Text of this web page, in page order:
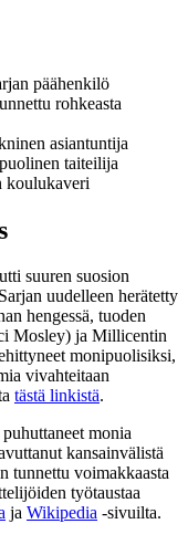
päähenkilö
rohkeasta
asiantuntija
taiteilija
koulukaveri
suuren suosion
uudelleen herätetty
hengessä, tuoden
Mosley) ja Millicentin
monipuolisiksi,
vivahteitaan
tästä linkistä.
monia
kansainvälistä
tunnettu voimakkaasta
työtaustaa
ja Wikipedia -sivuilta.